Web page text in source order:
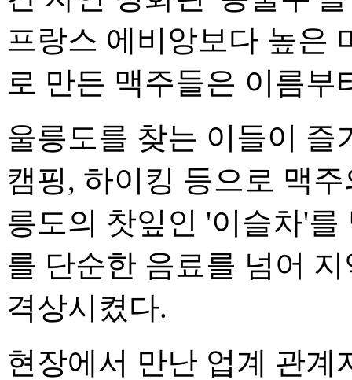
프랑스 에비앙보다 높은
로 만든 맥주들은 이름부
울릉도를 찾는 이들이 즐
캠핑, 하이킹 등으로 맥
릉도의 찻잎인 '이슬차'
를 단순한 음료를 넘어
격상시켰다.
현장에서 만난 업계 관계